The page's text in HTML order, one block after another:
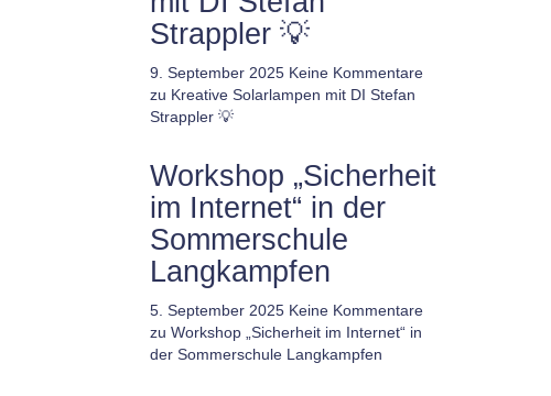
Strappler 💡
9. September 2025 Keine Kommentare
zu Kreative Solarlampen mit DI Stefan
Strappler 💡
Workshop „Sicherheit
im Internet“ in der
Sommerschule
Langkampfen
5. September 2025 Keine Kommentare
zu Workshop „Sicherheit im Internet“ in
der Sommerschule Langkampfen